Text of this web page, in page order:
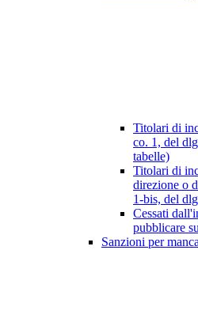
Titolari di
co. 1, del
tabelle)
Titolari di
direzione o
1-bis, del
Cessati
pubblicare
Sanzioni per